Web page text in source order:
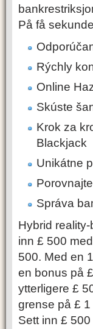
På få
Rýchly
Online
Skúste
Krok za
Blackjack
Unikátne
Správa
Hybrid
inn £ 500
500. Med en
en bonus på
ytterligere £
grense på £
Sett inn £